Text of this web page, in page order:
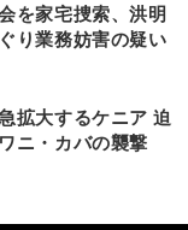
を家宅捜索、洪明
り業務妨害の疑い
拡大するケニア 迫
ニ・カバの襲撃